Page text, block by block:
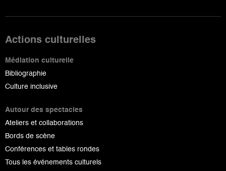
Actions culturelles
Médiation culturelle
Bibliographie
Culture inclusive
Autour des spectacles
Ateliers et collaborations
Bords de scène
Conférences et tables rondes
Tous les événements culturels